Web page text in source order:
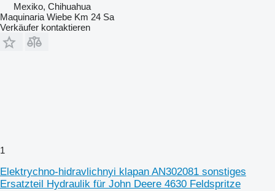
Mexiko, Chihuahua
Maquinaria Wiebe Km 24 Sa
Verkäufer kontaktieren
1
Elektrychno-hidravlichnyi klapan AN302081 sonstiges
Ersatzteil Hydraulik für John Deere 4630 Feldspritze